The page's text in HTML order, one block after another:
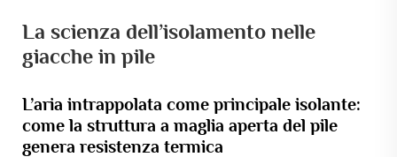
La scienza dell’isolamento nelle
giacche in pile
L’aria intrappolata come principale isolante:
come la struttura a maglia aperta del pile
genera resistenza termica